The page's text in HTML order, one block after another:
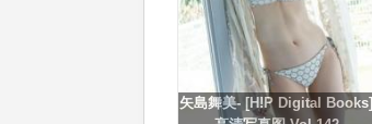
矢島舞美- [H!P Digital Books]